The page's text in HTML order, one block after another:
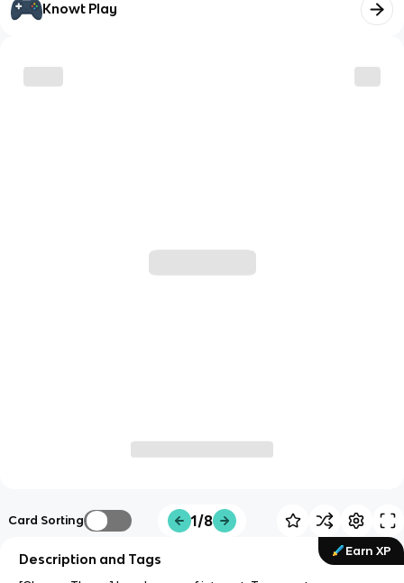
Knowt Play
Card Sorting 1/8
Earn XP
Description and Tags